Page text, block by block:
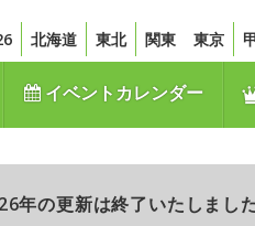
北海道 東北 関東 東京
イベントカレンダー
年の更新は終了いたしまし